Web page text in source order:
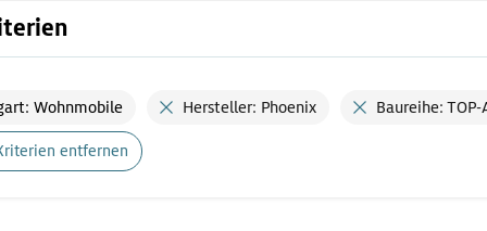
Wohnmobile Hersteller: Phoenix Baureihe: TOP-
entfernen